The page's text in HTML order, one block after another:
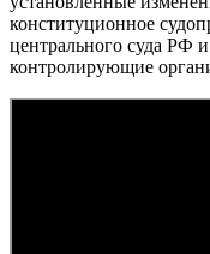
конституционное
центрального суда РФ
контролирующие